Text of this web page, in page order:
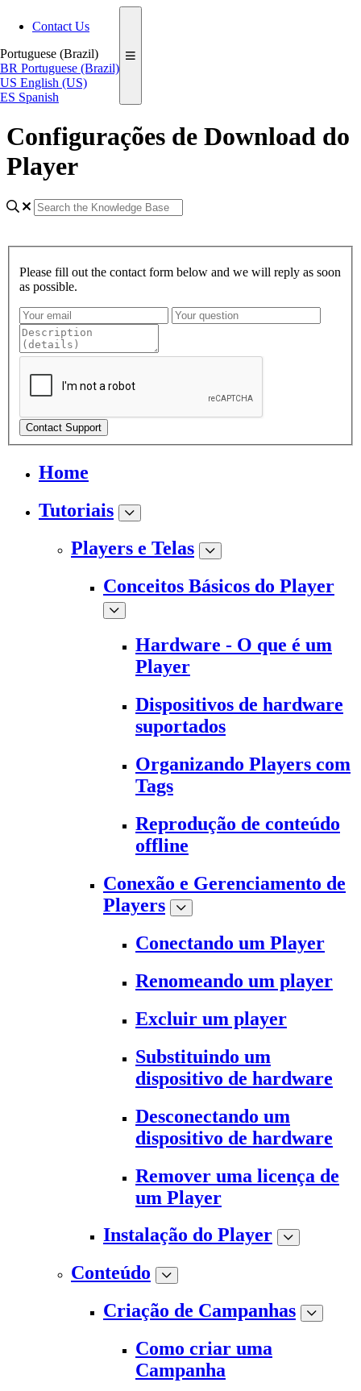
Contact Us
Portuguese (Brazil)
BR Portuguese (Brazil)
US English (US)
ES Spanish
Configurações de Download do
Player
Please fill out the contact form below and we will reply as soon
as possible.
Contact Support
Home
Tutoriais
Players e Telas
Conceitos Básicos do Player
Hardware - O que é um
Player
Dispositivos de hardware
suportados
Organizando Players com
Tags
Reprodução de conteúdo
offline
Conexão e Gerenciamento de
Players
Conectando um Player
Renomeando um player
Excluir um player
Substituindo um
dispositivo de hardware
Desconectando um
dispositivo de hardware
Remover uma licença de
um Player
Instalação do Player
Conteúdo
Criação de Campanhas
Como criar uma
Campanha